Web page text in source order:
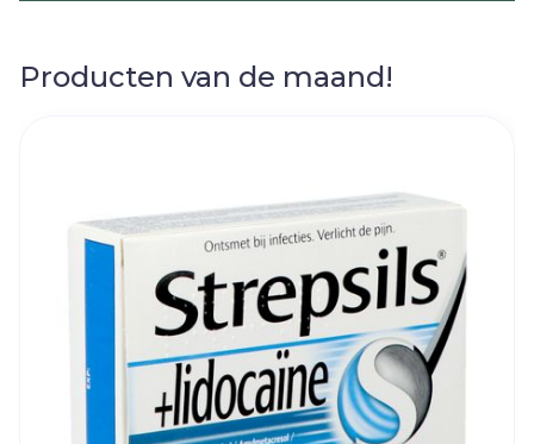
Producten van de maand!